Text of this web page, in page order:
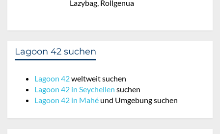
Lazybag, Rollgenua
Lagoon 42 suchen
Lagoon 42weltweit suchen
Lagoon 42 in Seychellen suchen
Lagoon 42 in Mahé und Umgebung suchen